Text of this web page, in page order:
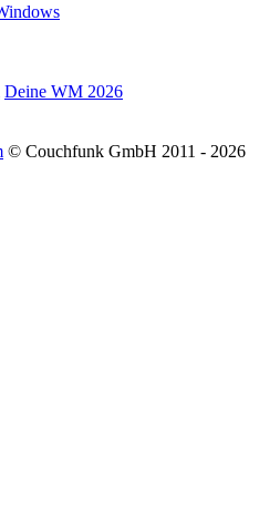
Deine WM 2026
© Couchfunk GmbH 2011 - 2026